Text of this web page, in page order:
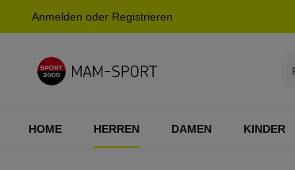
Zur Hauptnavigation springen
Anmelden oder Registrieren
HOME HERREN DAMEN KINDER